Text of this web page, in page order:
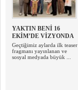
YAKTIN BENİ 16
EKİM’DE VİZYONDA
Geçtiğimiz aylarda ilk teaser
fragmanı yayınlanan ve
sosyal medyada büyük ...